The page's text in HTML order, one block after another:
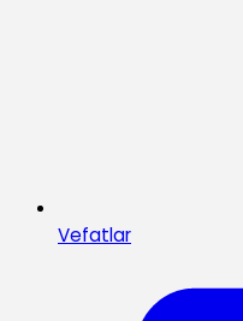
Vefatlar